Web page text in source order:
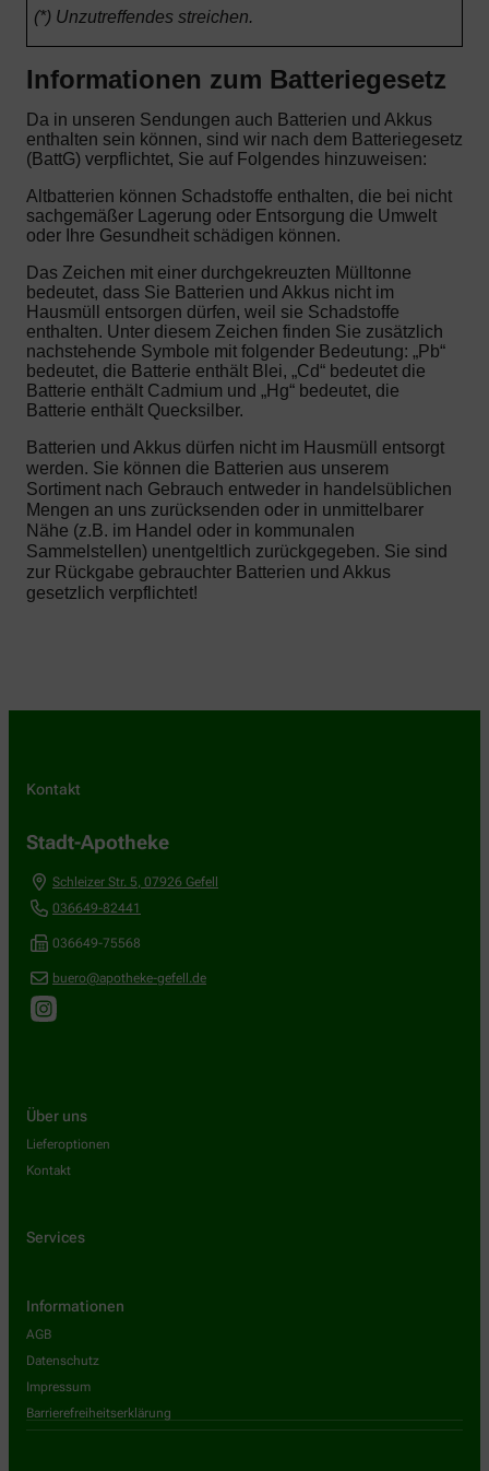
(*) Unzutreffendes streichen.
Informationen zum Batteriegesetz
Da in unseren Sendungen auch Batterien und Akkus
enthalten sein können, sind wir nach dem Batteriegesetz
(BattG) verpflichtet, Sie auf Folgendes hinzuweisen:
Altbatterien können Schadstoffe enthalten, die bei nicht
sachgemäßer Lagerung oder Entsorgung die Umwelt
oder Ihre Gesundheit schädigen können.
Das Zeichen mit einer durchgekreuzten Mülltonne
bedeutet, dass Sie Batterien und Akkus nicht im
Hausmüll entsorgen dürfen, weil sie Schadstoffe
enthalten. Unter diesem Zeichen finden Sie zusätzlich
nachstehende Symbole mit folgender Bedeutung: „Pb“
bedeutet, die Batterie enthält Blei, „Cd“ bedeutet die
Batterie enthält Cadmium und „Hg“ bedeutet, die
Batterie enthält Quecksilber.
Batterien und Akkus dürfen nicht im Hausmüll entsorgt
werden. Sie können die Batterien aus unserem
Sortiment nach Gebrauch entweder in handelsüblichen
Mengen an uns zurücksenden oder in unmittelbarer
Nähe (z.B. im Handel oder in kommunalen
Sammelstellen) unentgeltlich zurückgegeben. Sie sind
zur Rückgabe gebrauchter Batterien und Akkus
gesetzlich verpflichtet!
Kontakt
Stadt-Apotheke
Schleizer Str. 5, 07926 Gefell
036649-82441
036649-75568
buero@apotheke-gefell.de
Über uns
Lieferoptionen
Kontakt
Services
Informationen
AGB
Datenschutz
Impressum
Barrierefreiheitserklärung